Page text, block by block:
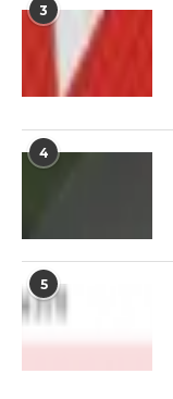
3
4
5